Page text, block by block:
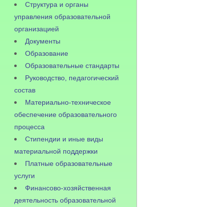
Структура и органы
управления образовательной
организацией
Документы
Образование
Образовательные стандарты
Руководство, педагогический
состав
Материально-техническое
обеспечение образовательного
процесса
Стипендии и иные виды
материальной поддержки
Платные образовательные
услуги
Финансово-хозяйственная
деятельность образовательной